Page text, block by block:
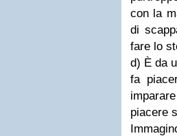
con la
di
fare lo
d) È da
fa
piacere